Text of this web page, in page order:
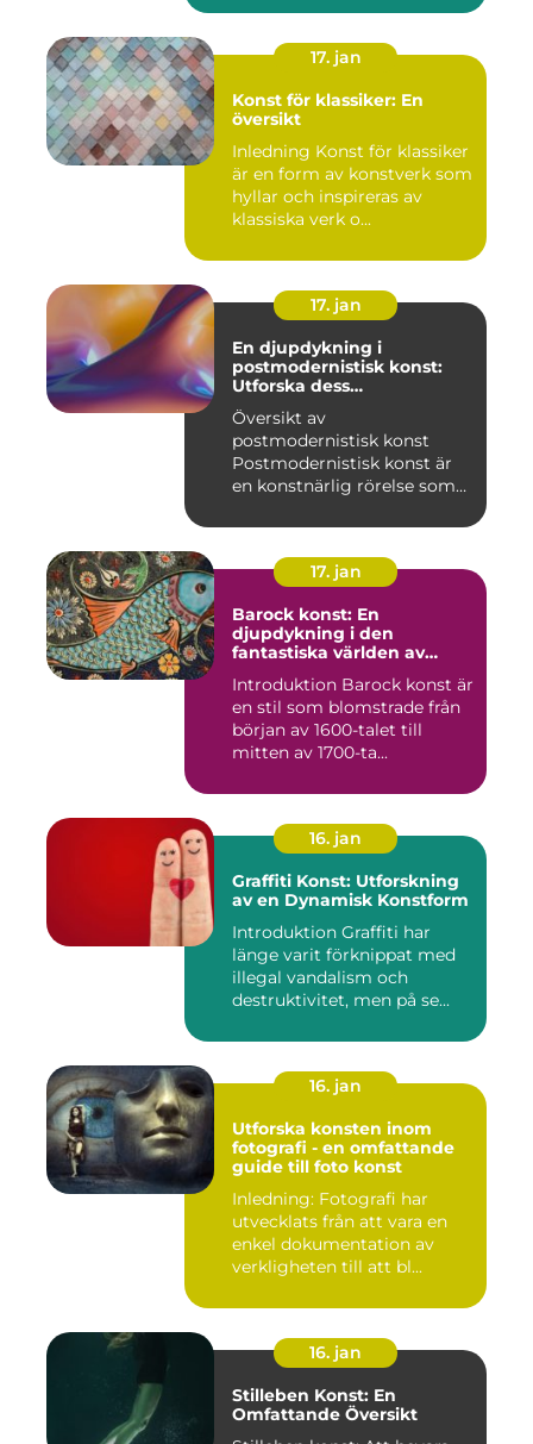
17. jan
Konst för klassiker: En
översikt
Inledning Konst för klassiker
är en form av konstverk som
hyllar och inspireras av
klassiska verk o...
17. jan
En djupdykning i
postmodernistisk konst:
Utforska dess
mångfasetterade natur
Översikt av
postmodernistisk konst
Postmodernistisk konst är
en konstnärlig rörelse som
17. jan
Barock konst: En
djupdykning i den
fantastiska världen av
Introduktion Barock konst är
en stil som blomstrade från
början av 1600-talet till
mitten av 1700-ta...
16. jan
Graffiti Konst: Utforskning
av en Dynamisk Konstform
Introduktion Graffiti har
länge varit förknippat med
illegal vandalism och
destruktivitet, men på se...
16. jan
Utforska konsten inom
fotografi - en omfattande
guide till foto konst
Inledning: Fotografi har
utvecklats från att vara en
enkel dokumentation av
verkligheten till att bl...
16. jan
Stilleben Konst: En
Omfattande Översikt